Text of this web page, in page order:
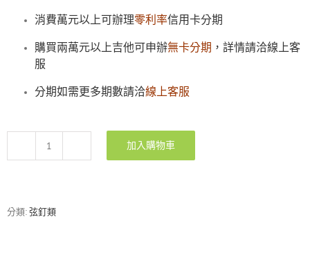
消費萬元以上可辦理零利率信用卡分期
購買兩萬元以上吉他可申辦無卡分期 ，詳情請洽線上客
服
分期如需更多期數請洽線上客服
TONES
蘿
加入購物車
分類:弦釘類